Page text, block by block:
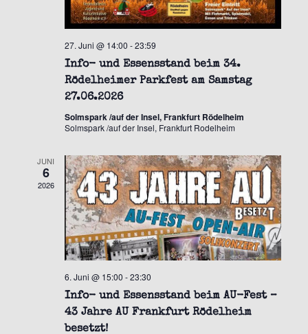
27. Juni @ 14:00 -23:59
Info- und Essensstand beim 34.
Rödelheimer Parkfest am Samstag
27.06.2026
Solmspark /auf der Insel, Frankfurt Rödelheim
Solmspark /auf der Insel, Frankfurt Rodelheim
JUNI
6
2026
6. Juni @ 15:00 -23:30
Info- und Essensstand beim AU-Fest –
43 Jahre AU Frankfurt Rödelheim
besetzt!